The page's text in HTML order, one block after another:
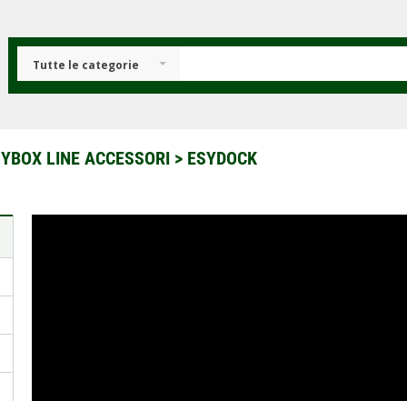
Tutte le categorie
LINE ACCESSORI > ESYDOCK